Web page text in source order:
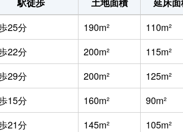
徒歩20分 195m²
徒歩19分 230m²
徒歩5分 690m²
徒歩21分 330m²
徒歩2分 630m²
25分 190m² 110m²
22分 200m² 115m²
29分 200m² 125m²
15分 160m² 90m²
21分 145m² 105m²